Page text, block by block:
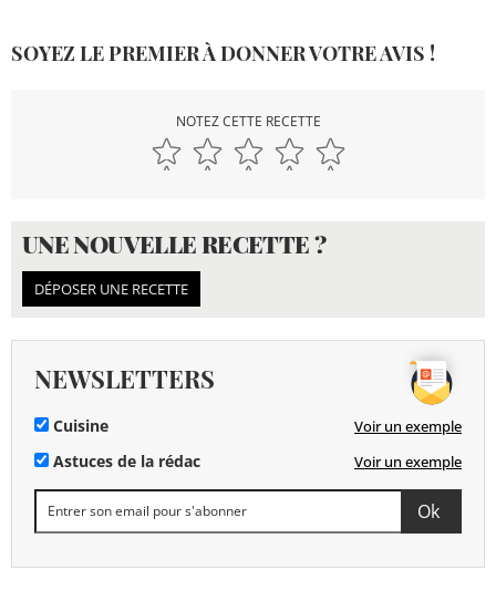
SOYEZ LE PREMIER À DONNER VOTRE AVIS !
NOTEZ CETTE RECETTE
UNE NOUVELLE RECETTE ?
DÉPOSER UNE RECETTE
NEWSLETTERS
Cuisine Voir un exemple
Astuces de la rédac Voir un exemple